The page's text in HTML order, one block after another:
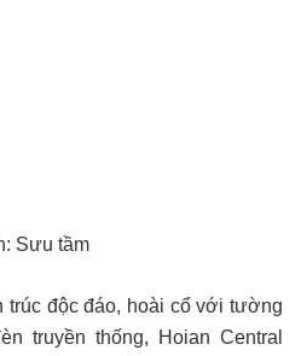
Sưu tầm
độc đáo, hoài cổ với tường
truyền thống, Hoian Central